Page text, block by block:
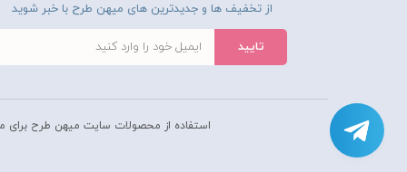
از تخفیف ها و جدیدترین های میهن طرح با خبر شوید
استفاده از محصولات سايت میهن طرح